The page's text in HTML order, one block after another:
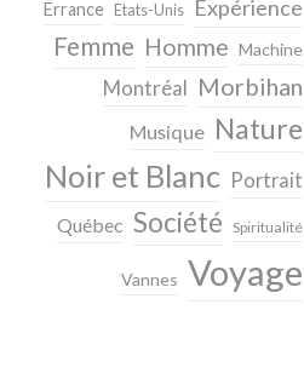
Errance
Etats-Unis Expérience
Femme Homme Machine
Montréal Morbihan
Musique Nature
Noir et Blanc Portrait
Québec Société Spiritualité
Vannes Voyage